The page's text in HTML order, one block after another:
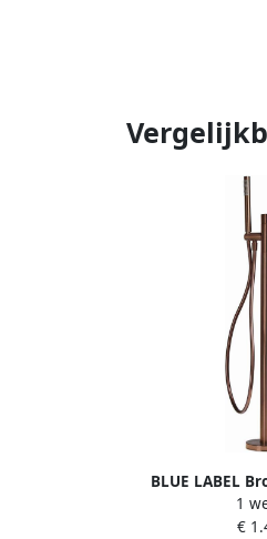
BLUE LABEL
badmengkraan
1
€